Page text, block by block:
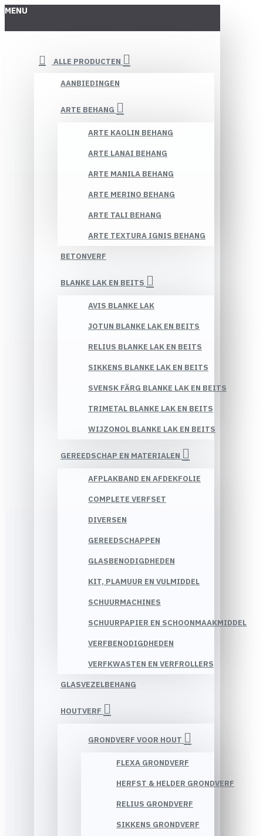
MENU
ALLE PRODUCTEN
AANBIEDINGEN
ARTE BEHANG
ARTE KAOLIN BEHANG
ARTE LANAI BEHANG
ARTE MANILA BEHANG
ARTE MERINO BEHANG
ARTE TALI BEHANG
ARTE TEXTURA IGNIS BEHANG
BETONVERF
BLANKE LAK EN BEITS
AVIS BLANKE LAK
JOTUN BLANKE LAK EN BEITS
RELIUS BLANKE LAK EN BEITS
SIKKENS BLANKE LAK EN BEITS
SVENSK FÄRG BLANKE LAK EN BEITS
TRIMETAL BLANKE LAK EN BEITS
WIJZONOL BLANKE LAK EN BEITS
GEREEDSCHAP EN MATERIALEN
AFPLAKBAND EN AFDEKFOLIE
COMPLETE VERFSET
DIVERSEN
GEREEDSCHAPPEN
GLASBENODIGDHEDEN
KIT, PLAMUUR EN VULMIDDEL
SCHUURMACHINES
SCHUURPAPIER EN SCHOONMAAKMIDDEL
VERFBENODIGDHEDEN
VERFKWASTEN EN VERFROLLERS
GLASVEZELBEHANG
HOUTVERF
GRONDVERF VOOR HOUT
FLEXA GRONDVERF
HERFST & HELDER GRONDVERF
RELIUS GRONDVERF
SIKKENS GRONDVERF